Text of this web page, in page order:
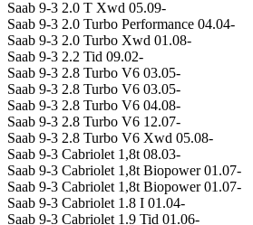
Saab 9-3 2.0 T Xwd 05.09-
Saab 9-3 2.0 Turbo Performance 04.04-
Saab 9-3 2.0 Turbo Xwd 01.08-
Saab 9-3 2.2 Tid 09.02-
Saab 9-3 2.8 Turbo V6 03.05-
Saab 9-3 2.8 Turbo V6 03.05-
Saab 9-3 2.8 Turbo V6 04.08-
Saab 9-3 2.8 Turbo V6 12.07-
Saab 9-3 2.8 Turbo V6 Xwd 05.08-
Saab 9-3 Cabriolet 1,8t 08.03-
Saab 9-3 Cabriolet 1,8t Biopower 01.07-
Saab 9-3 Cabriolet 1,8t Biopower 01.07-
Saab 9-3 Cabriolet 1.8 I 01.04-
Saab 9-3 Cabriolet 1.9 Tid 01.06-